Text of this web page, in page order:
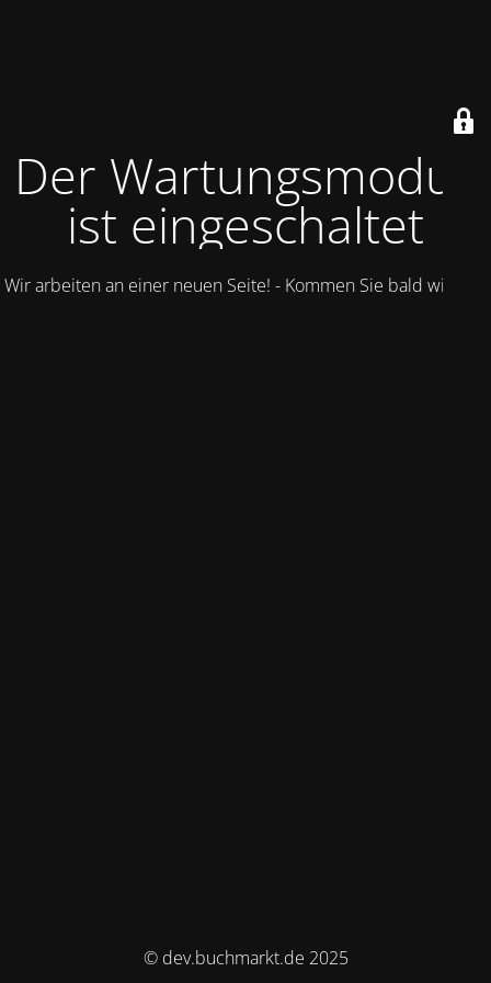
Der Wartungsmodus
ist eingeschaltet
Wir arbeiten an einer neuen Seite! - Kommen Sie bald wieder.
© dev.buchmarkt.de 2025